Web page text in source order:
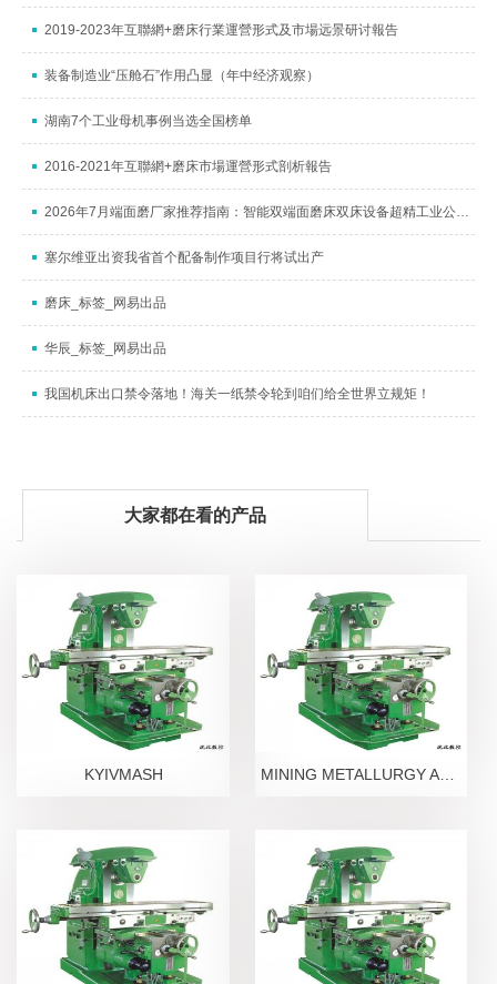
2019-2023年互聯網+磨床行業運營形式及市場远景研讨報告
装备制造业“压舱石”作用凸显（年中经济观察）
湖南7个工业母机事例当选全国榜单
2016-2021年互聯網+磨床市場運營形式剖析報告
2026年7月端面磨厂家推荐指南：智能双端面磨床双床设备超精工业公司优选
塞尔维亚出资我省首个配备制作项目行将试出产
磨床_标签_网易出品
华辰_标签_网易出品
我国机床出口禁令落地！海关一纸禁令轮到咱们给全世界立规矩！
大家都在看的产品
KYIVMASH MINING METALLURGY AND METALWORKG -S UZBEKISN